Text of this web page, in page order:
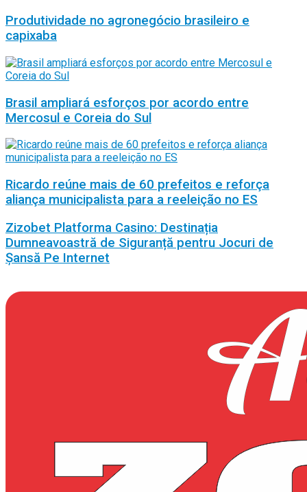
Produtividade no agronegócio brasileiro e
capixaba
Brasil ampliará esforços por acordo entre
Mercosul e Coreia do Sul
Ricardo reúne mais de 60 prefeitos e reforça
aliança municipalista para a reeleição no ES
Zizobet Platforma Casino: Destinația
Dumneavoastră de Siguranță pentru Jocuri de
Șansă Pe Internet